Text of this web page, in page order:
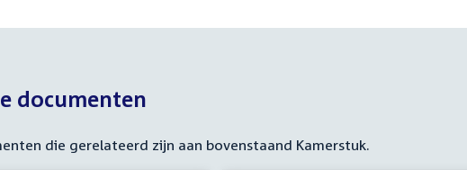
documenten
die gerelateerd zijn aan bovenstaand Kamerstuk.